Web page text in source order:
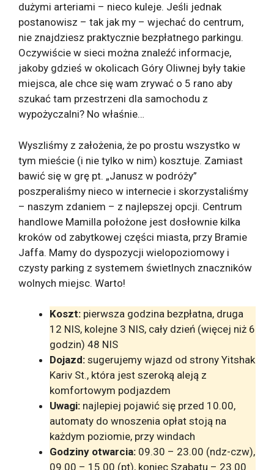
dużymi arteriami – nieco kuleje. Jeśli jednak
postanowisz – tak jak my – wjechać do centrum,
nie znajdziesz praktycznie bezpłatnego parkingu.
Oczywiście w sieci można znaleźć informacje,
jakoby gdzieś w okolicach Góry Oliwnej były takie
miejsca, ale chce się wam zrywać o 5 rano aby
szukać tam przestrzeni dla samochodu z
wypożyczalni? No właśnie…
Wyszliśmy z założenia, że po prostu wszystko w
tym mieście (i nie tylko w nim) kosztuje. Zamiast
bawić się w grę pt. „Janusz w podróży”
poszperaliśmy nieco w internecie i skorzystaliśmy
– naszym zdaniem – z najlepszej opcji. Centrum
handlowe Mamilla położone jest dosłownie kilka
kroków od zabytkowej części miasta, przy Bramie
Jaffa. Mamy do dyspozycji wielopoziomowy i
czysty parking z systemem świetlnych znaczników
wolnych miejsc. Warto!
Koszt: pierwsza godzina bezpłatna, druga
12 NIS, kolejne 3 NIS, cały dzień (więcej niż 6
godzin) 48 NIS
Dojazd: sugerujemy wjazd od strony Yitshak
Kariv St., która jest szeroką aleją z
komfortowym podjazdem
Uwagi: najlepiej pojawić się przed 10.00,
automaty do wnoszenia opłat stoją na
każdym poziomie, przy windach
Godziny otwarcia: 09.30 – 23.00 (ndz-czw),
09.00 – 15.00 (pt), koniec Szabatu – 23.00